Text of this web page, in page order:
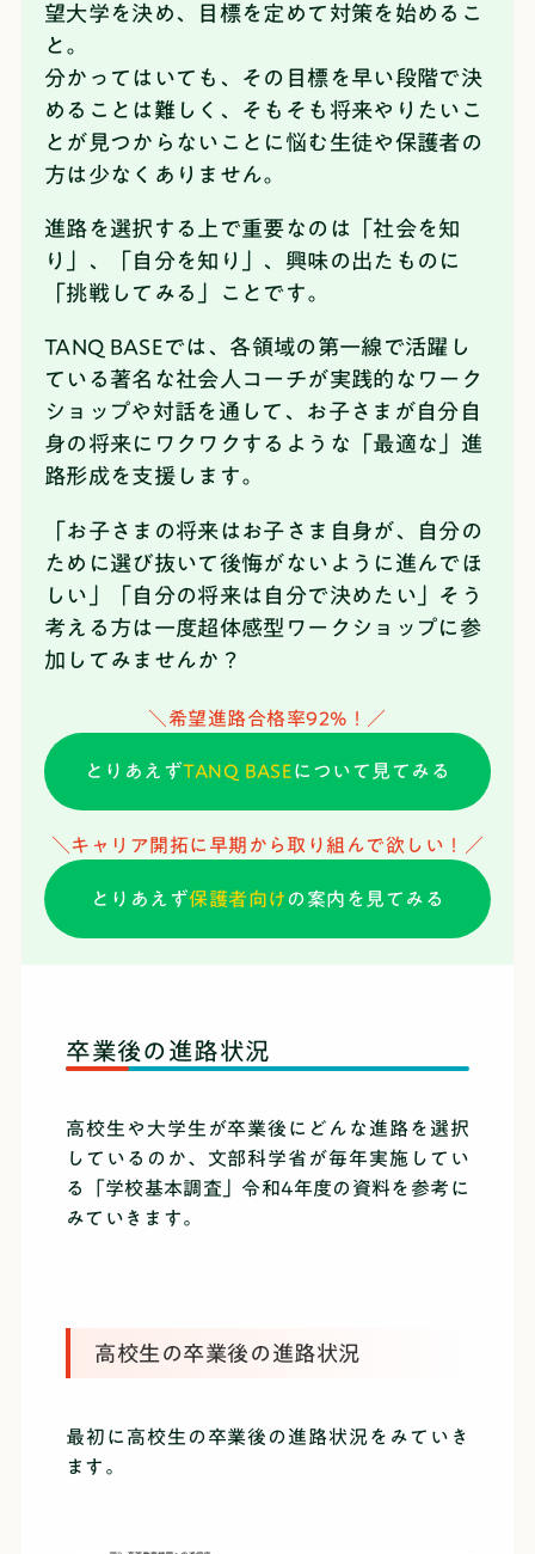
望大学を決め、目標を定めて対策を始めるこ
と。
分かってはいても、その目標を早い段階で決
めることは難しく、そもそも将来やりたいこ
とが見つからないことに悩む生徒や保護者の
方は少なくありません。
進路を選択する上で重要なのは「社会を知
り」、「自分を知り」、興味の出たものに
「挑戦してみる」ことです。
TANQ BASEでは、各領域の第一線で活躍し
ている著名な社会人コーチが実践的なワーク
ショップや対話を通して、お子さまが自分自
身の将来にワクワクするような「最適な」進
路形成を支援します。
「お子さまの将来はお子さま自身が、自分の
ために選び抜いて後悔がないように進んでほ
しい」「自分の将来は自分で決めたい」そう
考える方は一度超体感型ワークショップに参
加してみませんか？
＼希望進路合格率92%！／
とりあえずTANQ BASEについて見てみる
＼キャリア開拓に早期から取り組んで欲しい！／
とりあえず保護者向け の案内を見てみる
卒業後の進路状況
高校生や大学生が卒業後にどんな進路を選択
しているのか、文部科学省が毎年実施してい
る「学校基本調査」令和4年度の資料を参考に
みていきます。
高校生の卒業後の進路状況
最初に高校生の卒業後の進路状況をみていき
ます。